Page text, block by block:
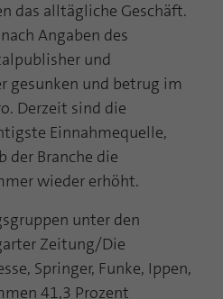
das alltägliche Geschäft.
Angaben des
und
gesunken und betrug im
Derzeit sind die
Einnahmequelle,
der Branche die
wieder erhöht.
unter den
Zeitung/Die
Springer, Funke, Ippen,
41,3 Prozent
Sitzungs Identifikation
AT INTERNET zur Steuerung der
Script- und Ereignisbehandlung